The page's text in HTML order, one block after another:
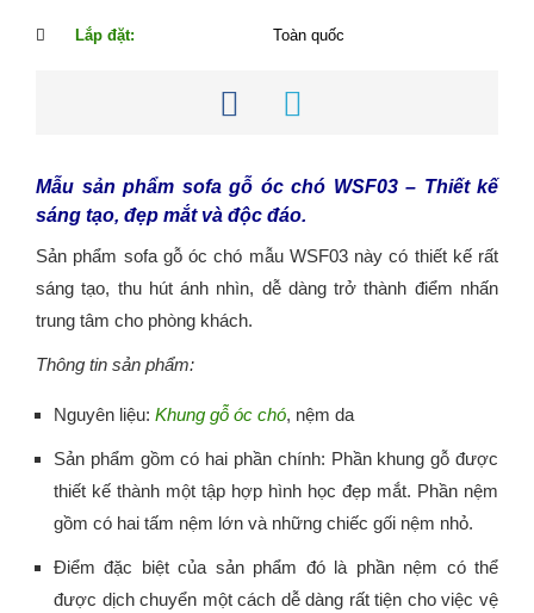
Lắp đặt: Toàn quốc
Mẫu sản phẩm sofa gỗ óc chó WSF03 – Thiết kế
sáng tạo, đẹp mắt và độc đáo.
Sản phẩm sofa gỗ óc chó mẫu WSF03 này có thiết kế rất
sáng tạo, thu hút ánh nhìn, dễ dàng trở thành điểm nhấn
trung tâm cho phòng khách.
Thông tin sản phẩm:
Nguyên liệu: Khung gỗ óc chó, nệm da
Sản phẩm gồm có hai phần chính: Phần khung gỗ được
thiết kế thành một tập hợp hình học đẹp mắt. Phần nệm
gồm có hai tấm nệm lớn và những chiếc gối nệm nhỏ.
Điểm đặc biệt của sản phẩm đó là phần nệm có thể
được dịch chuyển một cách dễ dàng rất tiện cho việc vệ